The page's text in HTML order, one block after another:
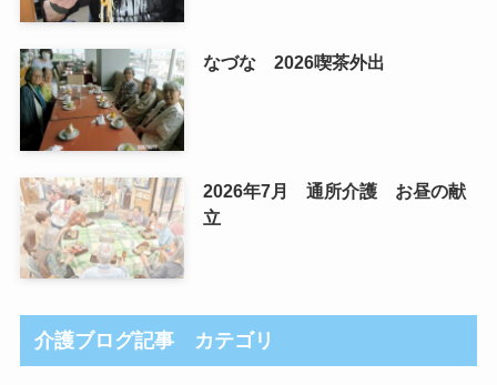
なづな 2026喫茶外出
2026年7月 通所介護 お昼の献
立
介護ブログ記事 カテゴリ